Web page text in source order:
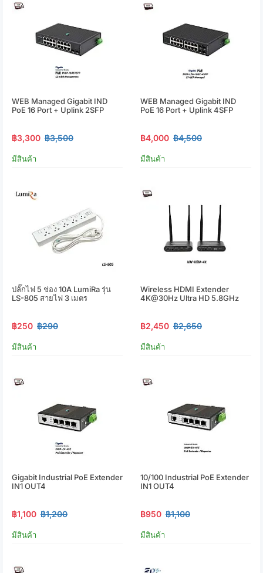
WEB Managed Gigabit IND
PoE 16 Port + Uplink 2SFP
฿3,300 ฿3,500
มีสินค้า
WEB Managed Gigabit IND
PoE 16 Port + Uplink 4SFP
฿4,000 ฿4,500
มีสินค้า
ปลั๊กไฟ 5 ช่อง 10A LumiRa รุ่น
LS-805 สายไฟ 3 เมตร
฿250 ฿290
มีสินค้า
Wireless HDMI Extender
4K@30Hz Ultra HD 5.8GHz
฿2,450 ฿2,650
มีสินค้า
Gigabit Industrial PoE Extender
IN1 OUT4
฿1,100 ฿1,200
มีสินค้า
10/100 Industrial PoE Extender
IN1 OUT4
฿950 ฿1,100
มีสินค้า